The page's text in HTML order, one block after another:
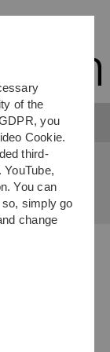
Numerik I
die
of the
you
Cookie.
third-
You can
simply go
change